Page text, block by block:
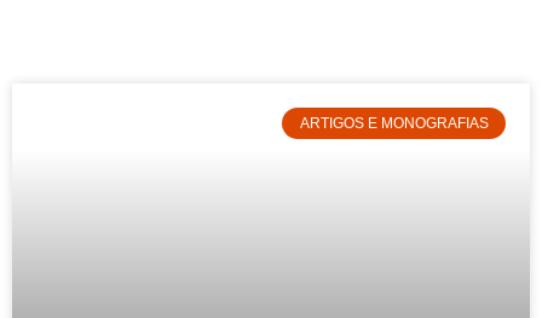
ARTIGOS E MONOGRAFIAS